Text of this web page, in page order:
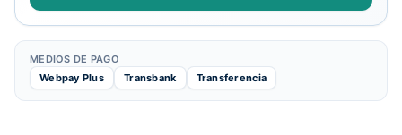
MEDIOS DE PAGO
Webpay Plus
Transbank Transferencia